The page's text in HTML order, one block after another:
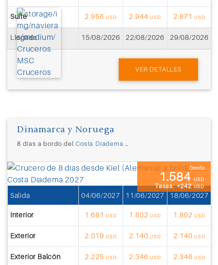
Suite 2.956 USD 2.944 USD 2.871 USD
Llegada 15/08/2026 22/08/2026 29/08/2026
VER DETALLES
Dinamarca y Noruega
8 días a bordo delCosta Diadema
Desde
1.584 USD
Tasas: +242USD
Salida 04/06/2027 11/06/2027 18/06/2027
Interior 1.681 USD 1.802 USD 1.802 USD
Exterior 2.019 USD 2.140 USD 2.140 USD
Exterior Balcón 2.225 USD 2.346 USD 2.346 USD